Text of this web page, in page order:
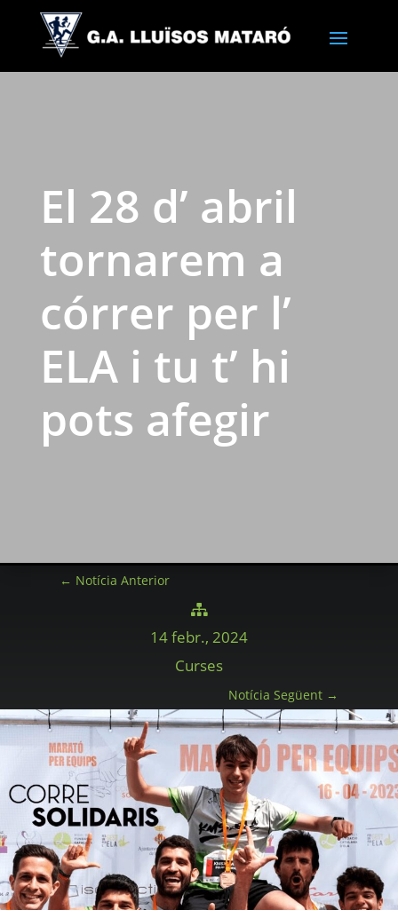
El 28 d’ abril
tornarem a
córrer per l’
ELA i tu t’ hi
pots afegir
← Notícia Anterior

14 febr., 2024
Curses
Notícia Següent→